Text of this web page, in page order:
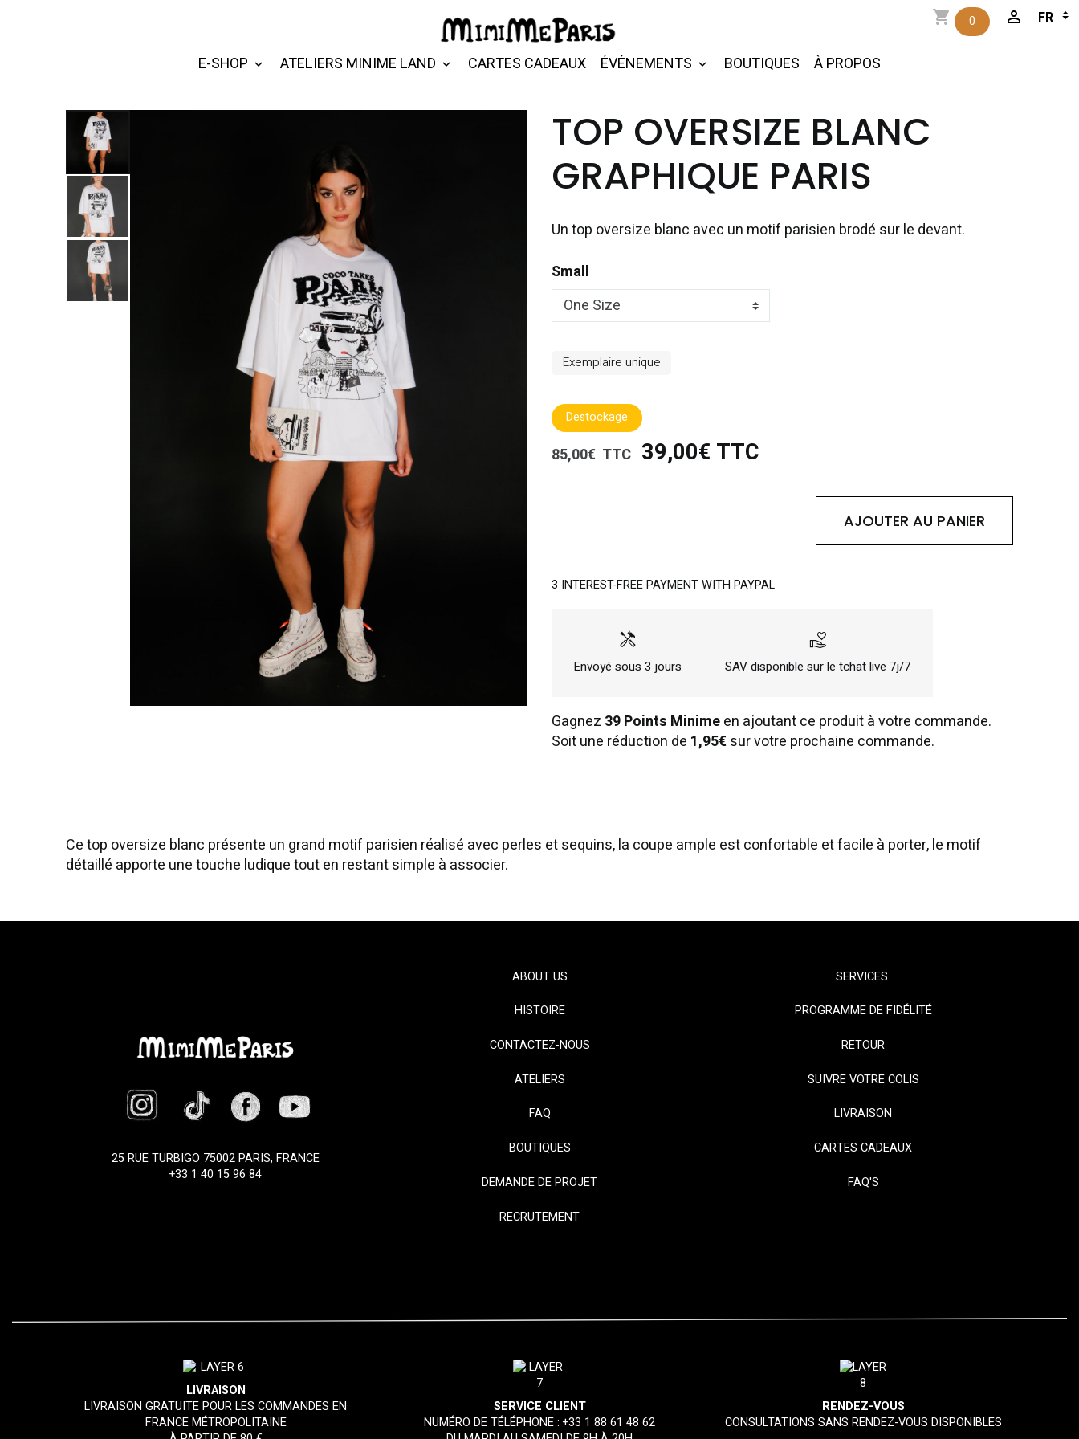
E-SHOP ATELIERS MINIME LAND CARTES CADEAUX ÉVÉNEMENTS BOUTIQUES À PROPOS
0
TOP OVERSIZE BLANC
GRAPHIQUE PARIS
Un top oversize blanc avec un motif parisien brodé sur le devant.
Small
Exemplaire unique
Destockage
85,00€ TTC 39,00€ TTC
AJOUTER AU PANIER
3 INTEREST-FREE PAYMENT WITH PAYPAL
handyman
Envoyé sous 3 jours
volunteer_activism
SAV disponible sur le tchat live 7j/7
Gagnez 39 Points Minimeen ajoutant ce produit à votre commande.
Soit une réduction de 1,95€sur votre prochaine commande.
Ce top oversize blanc présente un grand motif parisien réalisé avec perles et sequins, la coupe ample est confortable et facile à porter, le motif
détaillé apporte une touche ludique tout en restant simple à associer.
25 RUE TURBIGO 75002 PARIS, FRANCE
+33 1 40 15 96 84
ABOUT US
HISTOIRE
CONTACTEZ-NOUS
ATELIERS
FAQ
BOUTIQUES
DEMANDE DE PROJET
RECRUTEMENT
SERVICES
PROGRAMME DE FIDÉLITÉ
RETOUR
SUIVRE VOTRE COLIS
LIVRAISON
CARTES CADEAUX
FAQ'S
LIVRAISON
LIVRAISON GRATUITE POUR LES COMMANDES EN
FRANCE MÉTROPOLITAINE
SERVICE CLIENT
NUMÉRO DE TÉLÉPHONE :+33 1 88 61 48 62
RENDEZ-VOUS
CONSULTATIONS SANS RENDEZ-VOUS DISPONIBLES